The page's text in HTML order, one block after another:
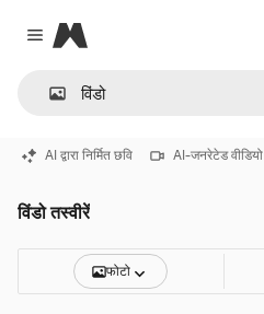
Close menu
Magnific
AI द्वारा निर्मित छवि AI-जनरेटेड वीडियो
विंडो तस्वीरें
फोटो